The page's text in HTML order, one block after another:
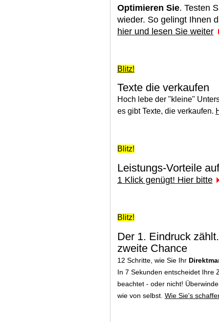
Optimieren Sie. Testen
wieder. So gelingt Ihnen
hier und lesen Sie weiter
Blitz!
Texte die verkaufen
Hoch lebe der "kleine"
es gibt Texte, die verkaufen.
Blitz!
Leistungs-Vorteile
1 Klick genügt! Hier bitte
Blitz!
Der 1. Eindruck
zweite Chance
12 Schritte, wie Sie Ihr
In 7 Sekunden entscheidet Ihre
beachtet - oder nicht!
wie von selbst. Wie Sie's